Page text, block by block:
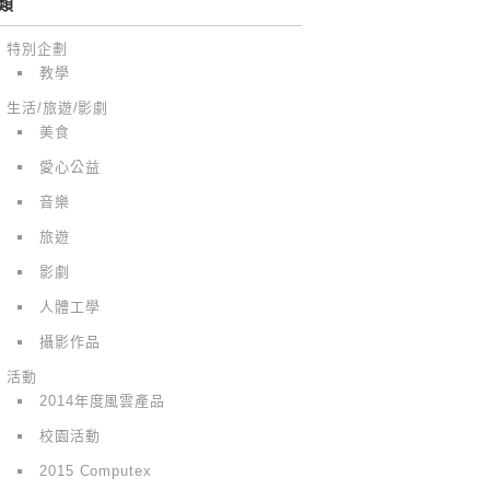
特別企劃
教學
生活/旅遊/影劇
美食
愛心公益
音樂
旅遊
影劇
人體工學
攝影作品
活動
2014年度風雲產品
校園活動
2015 Computex